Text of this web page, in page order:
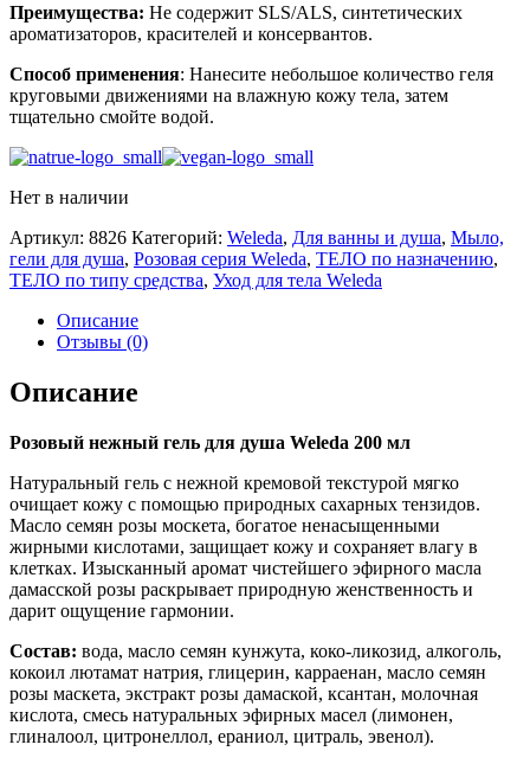
Преимущества: Не содержит SLS/ALS, синтетических
ароматизаторов, красителей и консервантов.
Способ применения: Нанесите небольшое количество геля
круговыми движениями на влажную кожу тела, затем
тщательно смойте водой.
Нет в наличии
Артикул: 8826 Категорий: Weleda, Для ванны и душа, Мыло,
гели для душа, Розовая серия Weleda, ТЕЛО по назначению,
ТЕЛО по типу средства, Уход для тела Weleda
Описание
Отзывы (0)
Описание
Розовый нежный гель для душа Weleda 200 мл
Натуральный гель с нежной кремовой текстурой мягко
очищает кожу с помощью природных сахарных тензидов.
Масло семян розы москета, богатое ненасыщенными
жирными кислотами, защищает кожу и сохраняет влагу в
клетках. Изысканный аромат чистейшего эфирного масла
дамасской розы раскрывает природную женственность и
дарит ощущение гармонии.
Состав: вода, масло семян кунжута, коко-ликозид, алкоголь,
кокоил лютамат натрия, глицерин, карраенан, масло семян
розы маскета, экстракт розы дамаской, ксантан, молочная
кислота, смесь натуральных эфирных масел (лимонен,
глиналоол, цитронеллол, ераниол, цитраль, эвенол).